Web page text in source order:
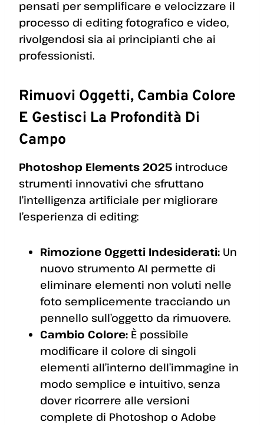
pensati per semplificare e velocizzare il
processo di editing fotografico e video,
rivolgendosi sia ai principianti che ai
professionisti.
Rimuovi Oggetti, Cambia Colore
E Gestisci La Profondità Di
Campo
Photoshop Elements 2025 introduce
strumenti innovativi che sfruttano
l’intelligenza artificiale per migliorare
l’esperienza di editing:
Rimozione Oggetti Indesiderati: Un
nuovo strumento AI permette di
eliminare elementi non voluti nelle
foto semplicemente tracciando un
pennello sull’oggetto da rimuovere.
Cambio Colore: È possibile
modificare il colore di singoli
elementi all’interno dell’immagine in
modo semplice e intuitivo, senza
dover ricorrere alle versioni
complete di Photoshop o Adobe